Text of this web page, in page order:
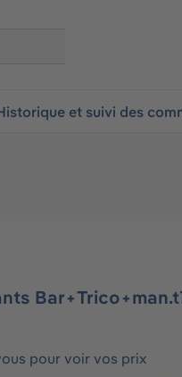
et suivi des
pour voir vos prix